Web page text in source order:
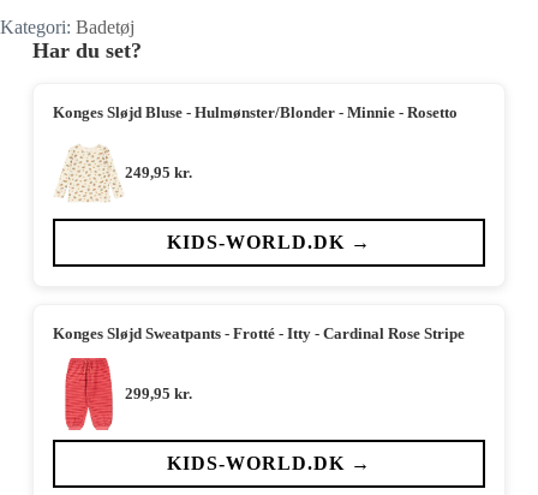
Kategori: Badetøj
Har du set?
Konges Sløjd Bluse - Hulmønster/Blonder - Minnie - Rosetto
249,95 kr.
KIDS-WORLD.DK →
Konges Sløjd Sweatpants - Frotté - Itty - Cardinal Rose Stripe
299,95 kr.
KIDS-WORLD.DK →